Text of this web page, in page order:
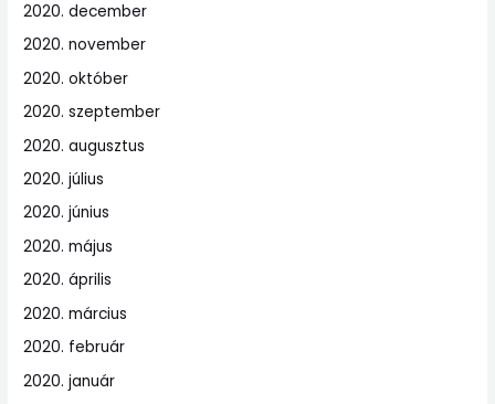
2020. december
2020. november
2020. október
2020. szeptember
2020. augusztus
2020. július
2020. június
2020. május
2020. április
2020. március
2020. február
2020. január